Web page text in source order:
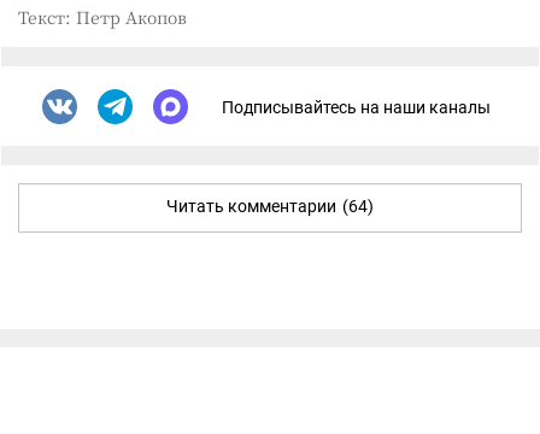
Текст: Петр Акопов
Подписывайтесь на наши каналы
Читать комментарии (64)